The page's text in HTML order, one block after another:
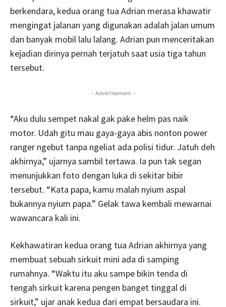
berkendara, kedua orang tua Adrian merasa khawatir
mengingat jalanan yang digunakan adalah jalan umum
dan banyak mobil lalu lalang. Adrian pun menceritakan
kejadian dirinya pernah terjatuh saat usia tiga tahun
tersebut.
- Advertisement -
“Aku dulu sempet nakal gak pake helm pas naik
motor. Udah gitu mau gaya-gaya abis nonton power
ranger ngebut tanpa ngeliat ada polisi tidur. Jatuh deh
akhirnya,” ujarnya sambil tertawa. Ia pun tak segan
menunjukkan foto dengan luka di sekitar bibir
tersebut. “Kata papa, kamu malah nyium aspal
bukannya nyium papa.” Gelak tawa kembali mewarnai
wawancara kali ini.
Kekhawatiran kedua orang tua Adrian akhirnya yang
membuat sebuah sirkuit mini ada di samping
rumahnya. “Waktu itu aku sampe bikin tenda di
tengah sirkuit karena pengen banget tinggal di
sirkuit,” ujar anak kedua dari empat bersaudara ini.